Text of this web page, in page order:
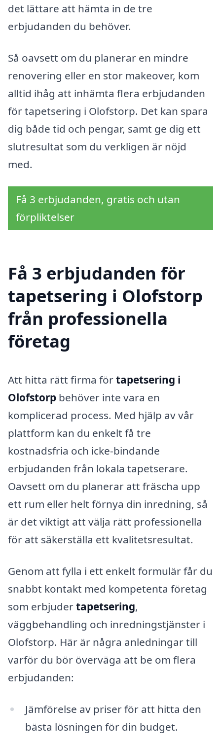
det lättare att hämta in de tre
erbjudanden du behöver.
Så oavsett om du planerar en mindre
renovering eller en stor makeover, kom
alltid ihåg att inhämta flera erbjudanden
för tapetsering i Olofstorp. Det kan spara
dig både tid och pengar, samt ge dig ett
slutresultat som du verkligen är nöjd
med.
Få 3 erbjudanden, gratis och utan
förpliktelser
Få 3 erbjudanden för
tapetsering i Olofstorp
från professionella
företag
Att hitta rätt firma förtapetsering i
Olofstorp behöver inte vara en
komplicerad process. Med hjälp av vår
plattform kan du enkelt få tre
kostnadsfria och icke-bindande
erbjudanden från lokala tapetserare.
Oavsett om du planerar att fräscha upp
ett rum eller helt förnya din inredning, så
är det viktigt att välja rätt professionella
för att säkerställa ett kvalitetsresultat.
Genom att fylla i ett enkelt formulär får du
snabbt kontakt med kompetenta företag
som erbjudertapetsering,
väggbehandling och inredningstjänster i
Olofstorp. Här är några anledningar till
varför du bör överväga att be om flera
erbjudanden:
Jämförelse av priser för att hitta den
bästa lösningen för din budget.